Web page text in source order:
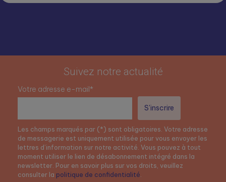
Suivez notre actualité
Votre adresse e-mail*
Les champs marqués par (*) sont obligatoires. Votre adresse
de messagerie est uniquement utilisée pour vous envoyer les
lettres d’information sur notre activité. Vous pouvez à tout
moment utiliser le lien de désabonnement intégré dans la
newsletter. Pour en savoir plus sur vos droits, veuillez
consulter la politique de confidentialité